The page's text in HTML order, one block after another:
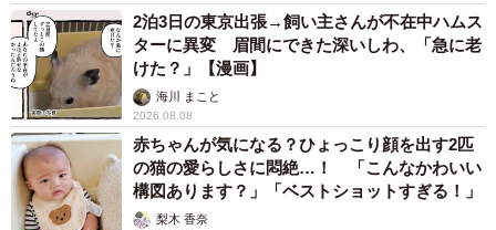
2泊3日の東京出張→飼い主さんが不在中ハムス
ターに異変 眉間にできた深いしわ、「急に老
けた？」【漫画】
海川 まこと
2026.08.08
赤ちゃんが気になる？ひょっこり顔を出す2匹
の猫の愛らしさに悶絶…！ 「こんなかわいい
構図あります？」「ベストショットすぎる！」
梨木 香奈